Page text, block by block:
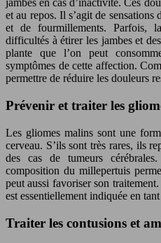
jambes en cas d’inactivité. Ces
et au repos. Il s’agit de sensations
et de fourmillements. Parfois,
difficultés à étirer les jambes et
plante que l’on peut
symptômes de cette affection.
permettre de réduire les douleurs
Prévenir et traiter les
Les gliomes malins sont une
cerveau. S’ils sont très rares, ils
des cas de tumeurs
composition du millepertuis
peut aussi favoriser son
est essentiellement indiquée en
Traiter les contusions et